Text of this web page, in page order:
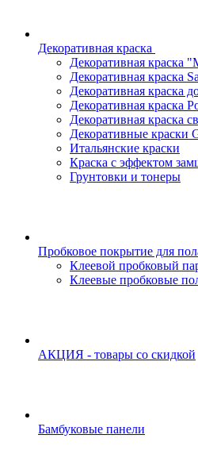
Декоративная краска
Декоративная краска
Декоративная краска
Декоративная краска
Декоративная краска
Декоративная краска
Декоративные краски
Итальянские краски
Краска с эффектом
Грунтовки и тонеры
Пробковое покрытие для
Клеевой пробковый
Клеевые пробковые
АКЦИЯ - товары со скидкой
Бамбуковые панели